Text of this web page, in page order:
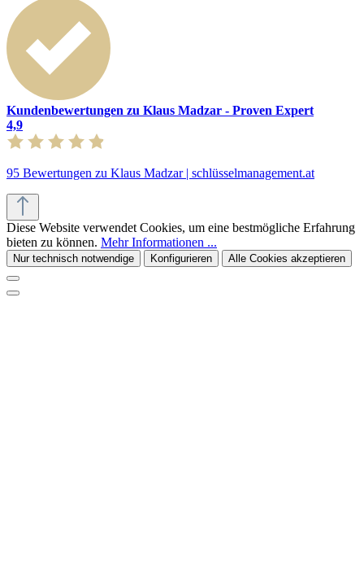
Kundenbewertungen zu Klaus Madzar - Proven Expert
4,9
95 Bewertungen zu Klaus Madzar | schlüsselmanagement.at
Diese Website verwendet Cookies, um eine bestmögliche Erfahrung
bieten zu können. Mehr Informationen ...
Nur technisch notwendige Konfigurieren Alle Cookies akzeptieren